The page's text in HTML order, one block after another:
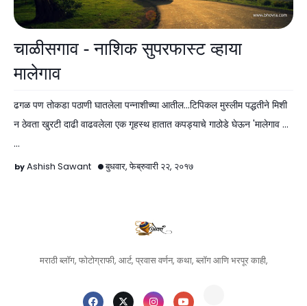
चाळीसगाव - नाशिक सुपरफास्ट व्हाया
मालेगाव
ढगळ पण तोकडा पठाणी घातलेला पन्नाशीच्या आतील...टिपिकल मुस्लीम पद्धतीने मिशी
न ठेवता खुरटी दाढी वाढवलेला एक गृहस्थ हातात कपड्याचे गाठोडे घेऊन 'मालेगाव ...
…
Ashish Sawant बुधवार, फेब्रुवारी २२, २०१७
मराठी ब्लॉग, फोटोग्राफी, आर्ट, प्रवास वर्णन, कथा, ब्लॉग आणि भरपूर काही,